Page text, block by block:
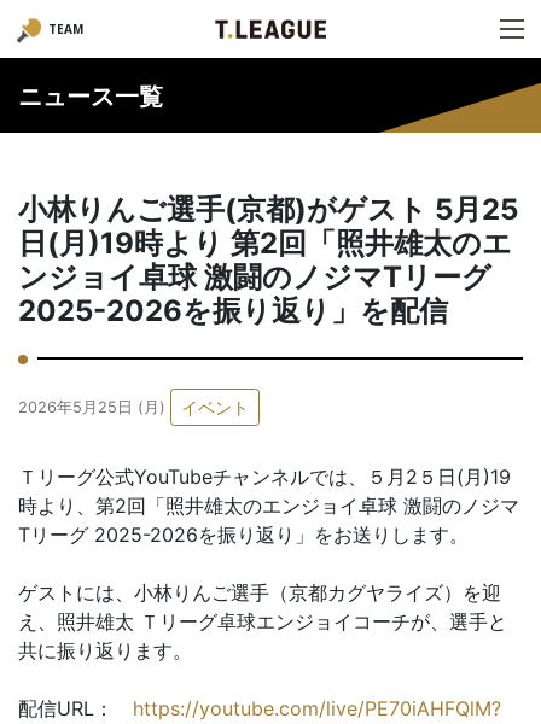
TEAM
ニュース一覧
小林りんご選手(京都)がゲスト 5月25
日(月)19時より 第2回「照井雄太のエ
ンジョイ卓球 激闘のノジマTリーグ
2025-2026を振り返り」を配信
2026年5月25日 (月) イベント
Ｔリーグ公式YouTubeチャンネルでは、５月2５日(月)19
時より、第2回「照井雄太のエンジョイ卓球 激闘のノジマ
Tリーグ 2025-2026を振り返り」をお送りします。
ゲストには、小林りんご選手（京都カグヤライズ）を迎
え、照井雄太 Ｔリーグ卓球エンジョイコーチが、選手と
共に振り返ります。
配信URL： https://youtube.com/live/PE70iAHFQlM?